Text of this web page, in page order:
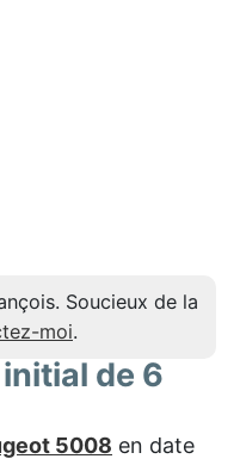
Soucieux de la
moi.
de 6
5008 en date